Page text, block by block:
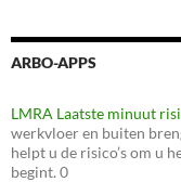
ARBO-APPS
LMRA Laatste minuut
werkvloer en buiten
helpt u de risico’s om u
begint. 0